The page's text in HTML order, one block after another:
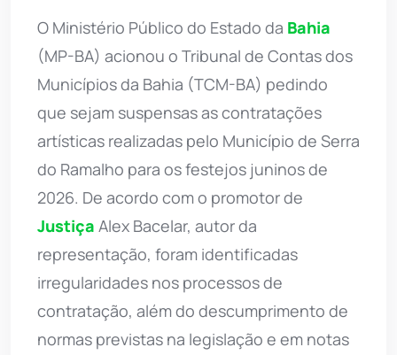
O Ministério Público do Estado da Bahia
(MP-BA) acionou o Tribunal de Contas dos
Municípios da Bahia (TCM-BA) pedindo
que sejam suspensas as contratações
artísticas realizadas pelo Município de Serra
do Ramalho para os festejos juninos de
2026. De acordo com o promotor de
Justiça Alex Bacelar, autor da
representação, foram identificadas
irregularidades nos processos de
contratação, além do descumprimento de
normas previstas na legislação e em notas